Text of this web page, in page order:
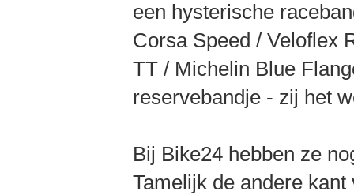
een hysterische
Corsa Speed / Veloflex
TT / Michelin Blue
reservebandje - zij het
Bij Bike24 hebben ze
Tamelijk de andere